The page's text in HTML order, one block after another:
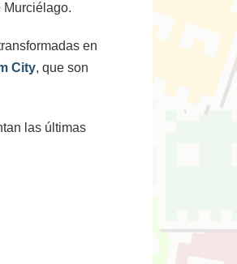
Murciélago.
en
City, que son
las últimas